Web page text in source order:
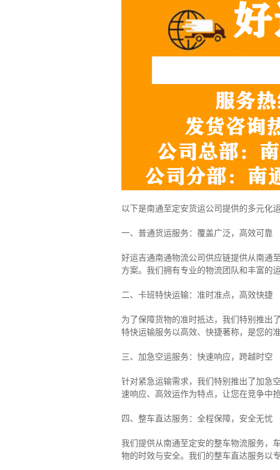
以下是南通至定安货运公司提供的多元化
一、普通货运服务：覆盖广泛，高效可靠
好运吉通南通物流公司供应链提供从南通
方案。我们拥有专业的物流团队和丰富的
二、卡班特快运输：准时准点，高效快捷
为了保障货物的准时抵达，我们特别推出
特快运输服务以高效、快捷著称，是您的
三、加急空运服务：快速响应，跨越时空
针对紧急运输需求，我们特别推出了加急
速响应、高效运作为特点，让您在竞争中抢
四、整车直达服务：全程保障，安全无忧
我们提供从南通至定安的整车物流服务，
物的时效与安全。我们的整车直达服务以